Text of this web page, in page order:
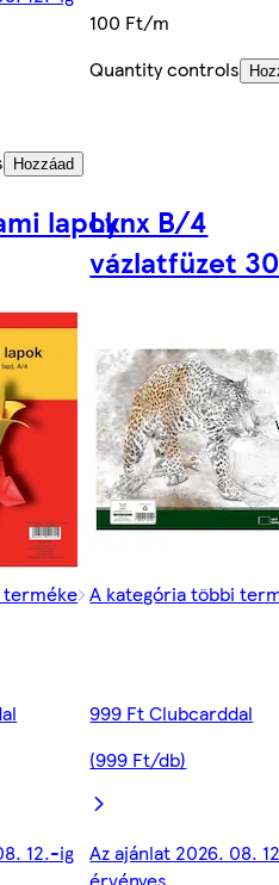
Hozzáad
100 Ft/m
Quantity controls
lapok
terméke
12.-ig
Lynx B/4
vázlatfüzet
A kategória többi
999 Ft Clubcarddal
(999 Ft/db)
Az ajánlat 2026. 08.
érvényes